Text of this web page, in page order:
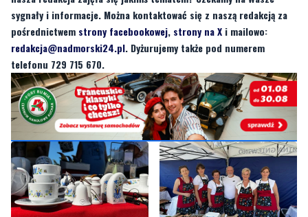
sygnały i informacje. Można kontaktować się z naszą redakcją za
pośrednictwem strony facebookowej, strony na X i mailowo:
redakcja@nadmorski24.pl. Dyżurujemy także pod numerem
telefonu 729 715 670.